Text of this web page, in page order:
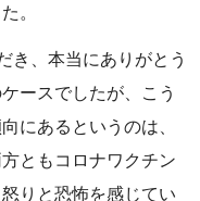
。
き、本当にありがとう
ースでしたが、こう
にあるというのは、
ともコロナワクチン
りと恐怖を感じてい